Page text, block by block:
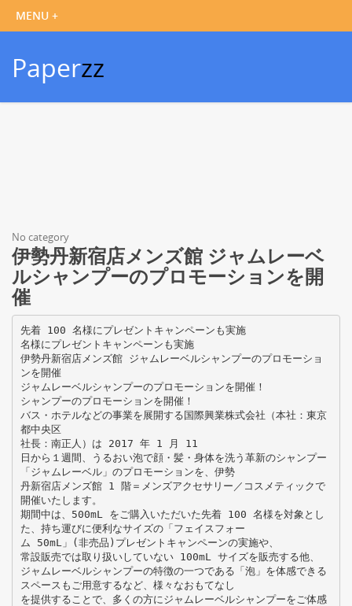
Paperzz
No category
伊勢丹新宿店メンズ館 ジャムレーベ
ルシャンプーのプロモーションを開
催
先着 100 名様にプレゼントキャンペーンも実施
名様にプレゼントキャンペーンも実施
伊勢丹新宿店メンズ館 ジャムレーベルシャンプーのプロモーショ
ンを開催
ジャムレーベルシャンプーのプロモーションを開催！
シャンプーのプロモーションを開催！
バス・ホテルなどの事業を展開する国際興業株式会社（本社：東京
都中央区
社長：南正人）は 2017 年 1 月 11
日から１週間、うるおい泡で顔・髪・身体を洗う革新のシャンプー
「ジャムレーベル」のプロモーションを、伊勢
丹新宿店メンズ館 1 階＝メンズアクセサリー／コスメティックで
開催いたします。
期間中は、500mL をご購入いただいた先着 100 名様を対象とし
た、持ち運びに便利なサイズの「フェイスフォー
ム 50mL」(非売品)プレゼントキャンペーンの実施や、
常設販売では取り扱いしていない 100mL サイズを販売する他、
ジャムレーベルシャンプーの特徴の一つである「泡」を体感できる
スペースもご用意するなど、様々なおもてなし
を提供することで、多くの方にジャムレーベルシャンプーをご体感